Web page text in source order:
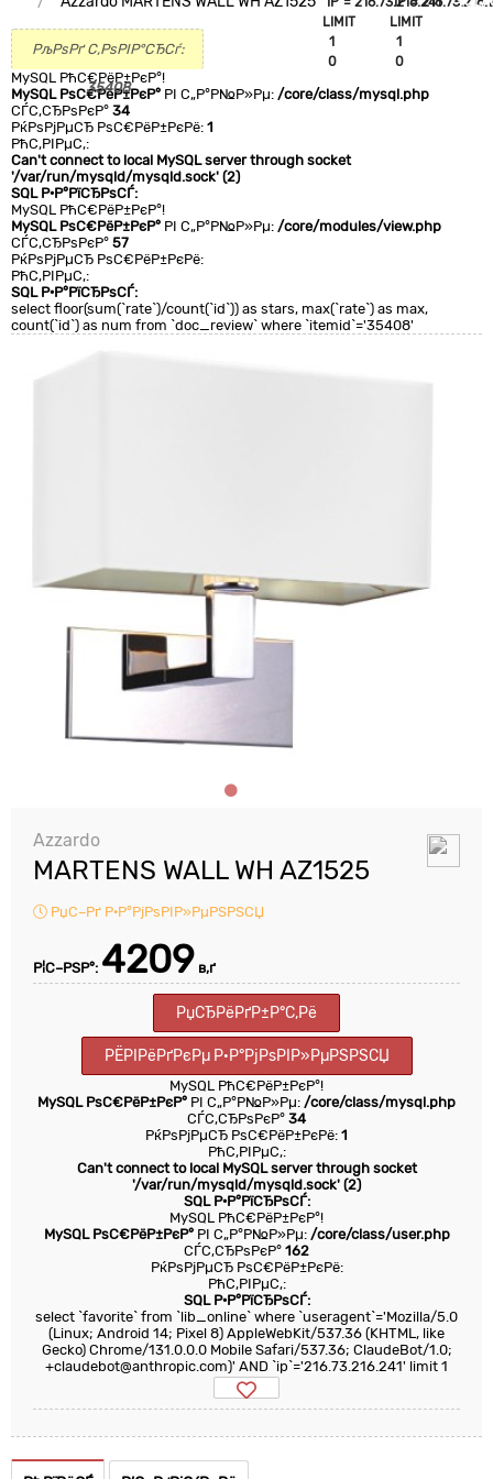
LIMIT
1
0
LIMIT
1
0
РљРѕРґ С‚РѕРІР°СЂСѓ:
35408
MySQL РћС€РёР±РєР°!
MySQL РѕС€РёР±РєР° РІ С„Р°Р№Р»Рµ: /core/class/mysql.php
СЃС‚СЂРѕРєР° 34
РќРѕРјРµСЂ РѕС€РёР±РєРё: 1
РћС‚РІРµС‚:
Can't connect to local MySQL server through socket
'/var/run/mysqld/mysqld.sock' (2)
SQL Р·Р°РїСЂРѕСЃ:
MySQL РћС€РёР±РєР°!
MySQL РѕС€РёР±РєР° РІ С„Р°Р№Р»Рµ: /core/modules/view.php
СЃС‚СЂРѕРєР° 57
РќРѕРјРµСЂ РѕС€РёР±РєРё:
РћС‚РІРµС‚:
SQL Р·Р°РїСЂРѕСЃ:
select floor(sum(`rate`)/count(`id`)) as stars, max(`rate`) as max,
count(`id`) as num from `doc_review` where `itemid`='35408'
Azzardo
MARTENS WALL WH AZ1525
РџС–Рґ Р·Р°РјРѕРІР»РµРЅРЅСЏ
Р¦С–РЅР°: 4209 в‚ґ
РџСЂРёРґР±Р°С‚Рё
РЁРІРёРґРєРµ Р·Р°РјРѕРІР»РµРЅРЅСЏ
MySQL РћС€РёР±РєР°!
MySQL РѕС€РёР±РєР° РІ С„Р°Р№Р»Рµ: /core/class/mysql.php
СЃС‚СЂРѕРєР° 34
РќРѕРјРµСЂ РѕС€РёР±РєРё: 1
РћС‚РІРµС‚:
Can't connect to local MySQL server through socket
'/var/run/mysqld/mysqld.sock' (2)
SQL Р·Р°РїСЂРѕСЃ:
MySQL РћС€РёР±РєР°!
MySQL РѕС€РёР±РєР°РІ С„Р°Р№Р»Рµ: /core/class/user.php
СЃС‚СЂРѕРєР° 162
РќРѕРјРµСЂ РѕС€РёР±РєРё:
РћС‚РІРµС‚:
SQL Р·Р°РїСЂРѕСЃ:
select `favorite` from `lib_online` where `useragent`='Mozilla/5.0
(Linux; Android 14; Pixel 8) AppleWebKit/537.36 (KHTML, like
Gecko) Chrome/131.0.0.0 Mobile Safari/537.36; ClaudeBot/1.0;
+claudebot@anthropic.com)' AND `ip`='216.73.216.241' limit 1